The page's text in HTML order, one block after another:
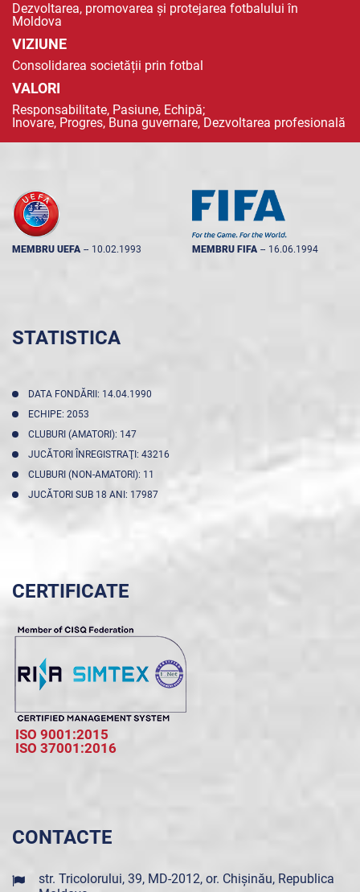
Dezvoltarea, promovarea și protejarea fotbalului în
Moldova
VIZIUNE
Consolidarea societății prin fotbal
VALORI
Responsabilitate, Pasiune, Echipă;
Inovare, Progres, Buna guvernare, Dezvoltarea profesională
MEMBRU UEFA -- 10.02.1993 MEMBRU FIFA -- 16.06.1994
STATISTICA
DATA FONDĂRII: 14.04.1990
ECHIPE: 2053
CLUBURI (AMATORI): 147
JUCĂTORI ÎNREGISTRAŢI: 43216
CLUBURI (NON-AMATORI): 11
JUCĂTORI SUB 18 ANI: 17987
CERTIFICATE
ISO 9001:2015
ISO 37001:2016
CONTACTE
str. Tricolorului, 39, MD-2012, or. Chișinău, Republica